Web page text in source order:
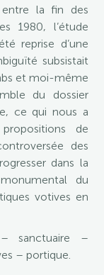
entre la fin des
1980, l’étude
reprise d’une
subsistait
et moi-même
du dossier
ce qui nous a
de
des
dans la
du
votives en
sanctuaire –
– portique.